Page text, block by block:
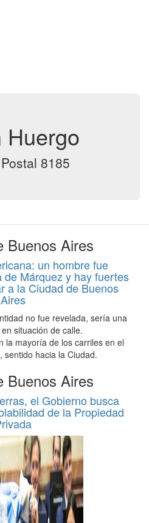
Huergo
8185
Buenos Aires
un hombre fue
Márquez y hay fuertes
a la Ciudad de Buenos
Aires
no fue revelada, sería una
situación de calle.
la mayoría de los carriles en el
sentido hacia la Ciudad.
Buenos Aires
el Gobierno busca
de la Propiedad